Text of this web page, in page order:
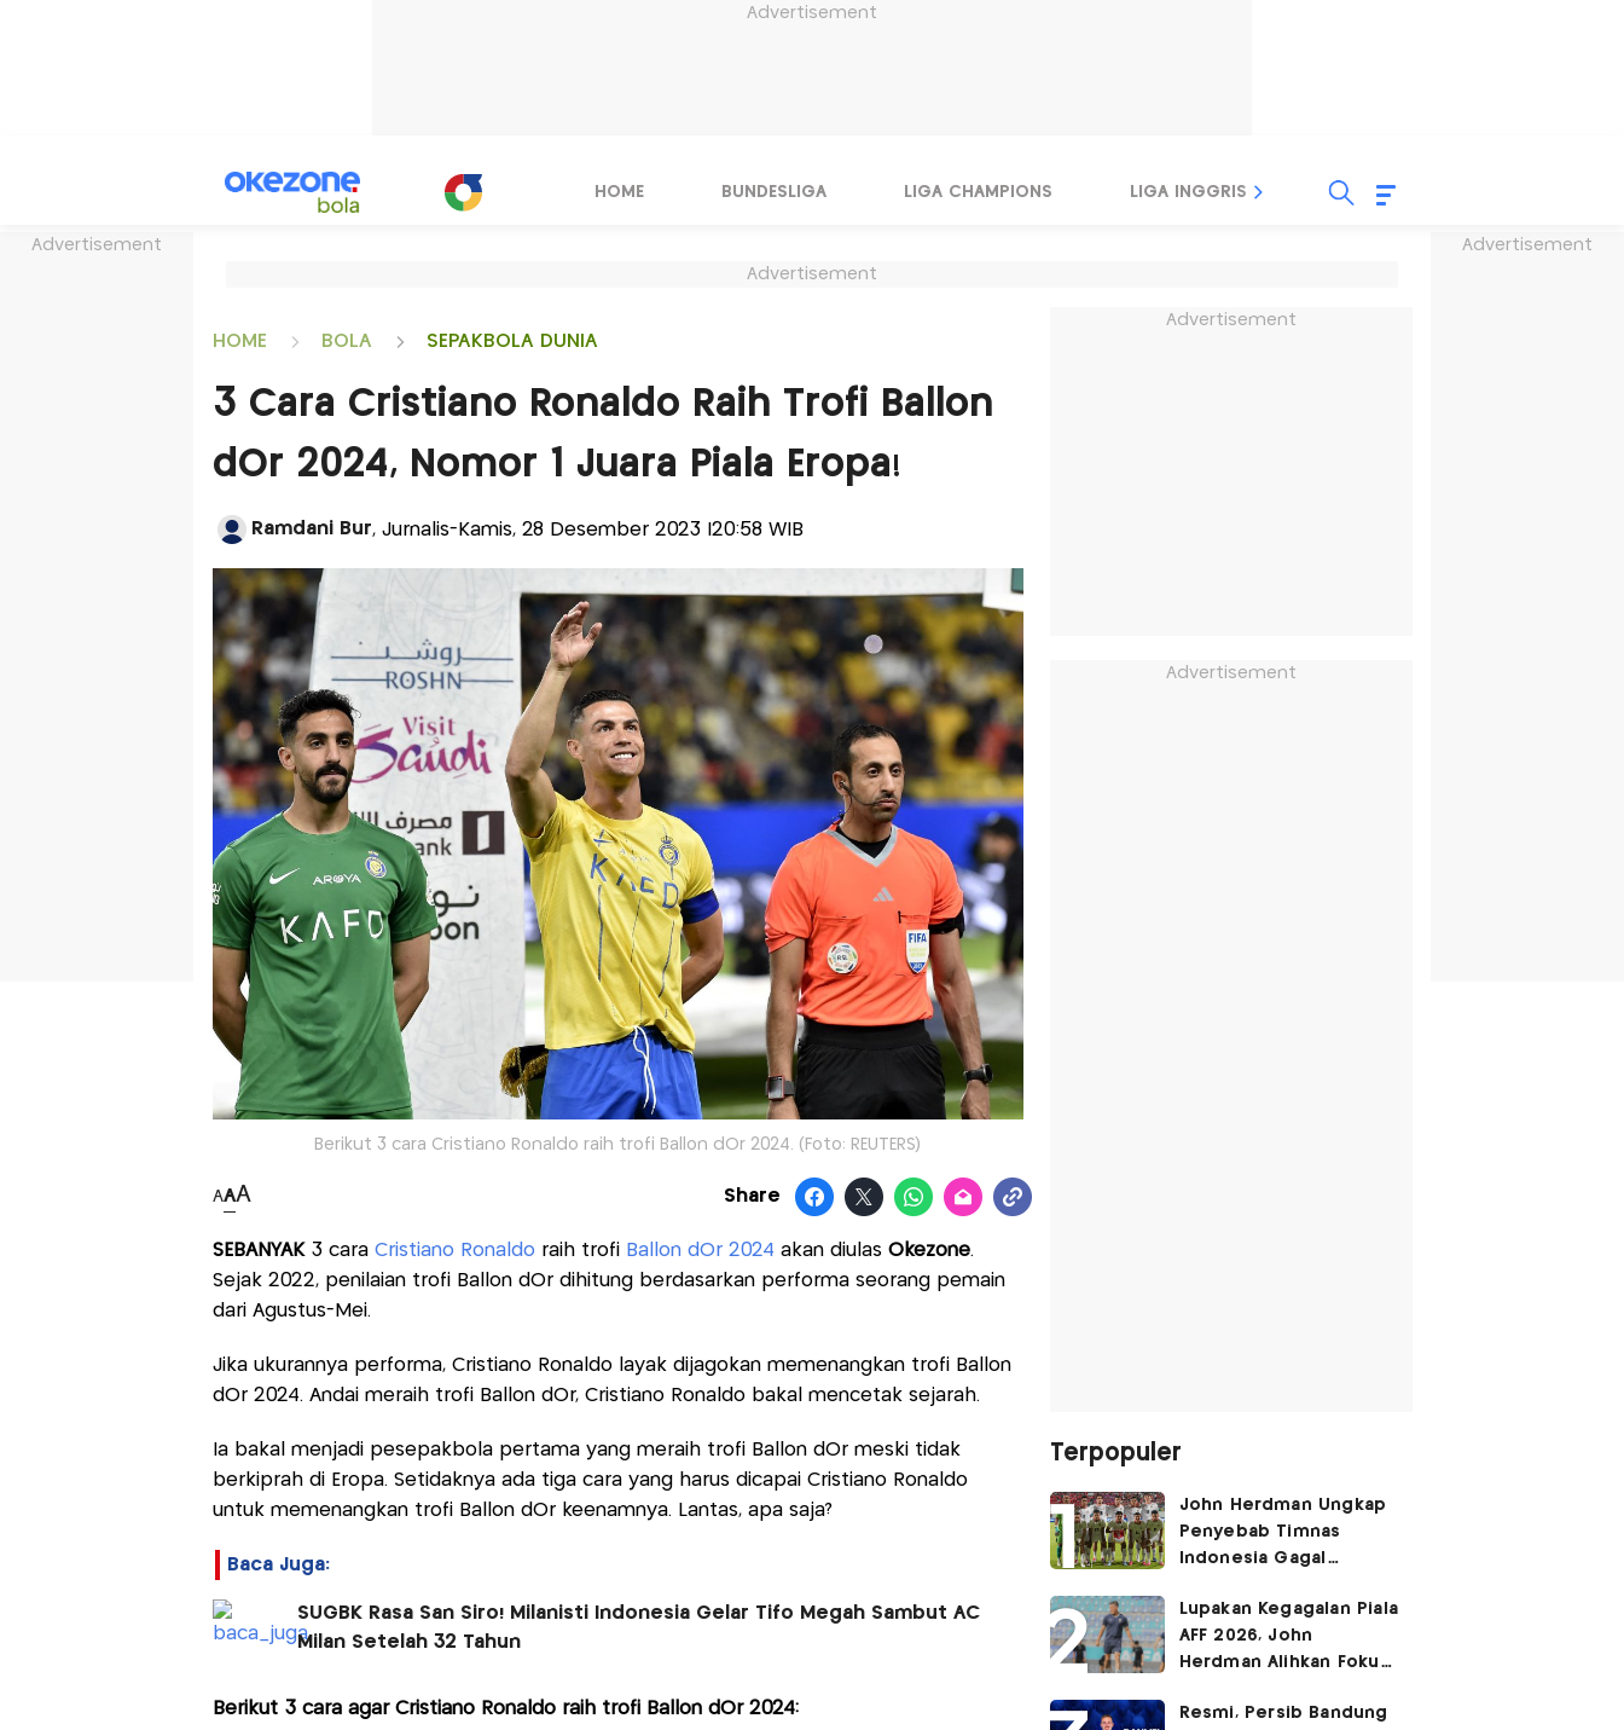
Advertisement
Advertisement Advertisement
HOME BUNDESLIGA LIGA CHAMPIONS LIGA INGGRIS LIGA ITALIA
Advertisement
HOME BOLA SEPAKBOLA DUNIA
3 Cara Cristiano Ronaldo Raih Trofi Ballon
dOr 2024, Nomor 1 Juara Piala Eropa!
Ramdani Bur, Jurnalis-Kamis, 28 Desember 2023 |20:58 WIB
Berikut 3 cara Cristiano Ronaldo raih trofi Ballon dOr 2024. (Foto: REUTERS)
AAA Share
SEBANYAK 3 caraCristiano Ronaldo raih trofi Ballon dOr 2024 akan diulas Okezone.
Sejak 2022, penilaian trofi Ballon dOr dihitung berdasarkan performa seorang pemain
dari Agustus-Mei.
Jika ukurannya performa, Cristiano Ronaldo layak dijagokan memenangkan trofi Ballon
dOr 2024. Andai meraih trofi Ballon dOr, Cristiano Ronaldo bakal mencetak sejarah.
Ia bakal menjadi pesepakbola pertama yang meraih trofi Ballon dOr meski tidak
berkiprah di Eropa. Setidaknya ada tiga cara yang harus dicapai Cristiano Ronaldo
untuk memenangkan trofi Ballon dOr keenamnya. Lantas, apa saja?
Baca Juga:
SUGBK Rasa San Siro! Milanisti Indonesia Gelar Tifo Megah Sambut AC
Milan Setelah 32 Tahun
Berikut 3 cara agar Cristiano Ronaldo raih trofi Ballon dOr 2024:
Advertisement
Advertisement
Terpopuler
John Herdman Ungkap
Penyebab Timnas
Indonesia Gagal
Piala AFF 2026
Lupakan Kegagalan Piala
AFF 2026, John
Herdman Alihkan Fokus
FIFA ASEAN Cup
Resmi, Persib Bandung